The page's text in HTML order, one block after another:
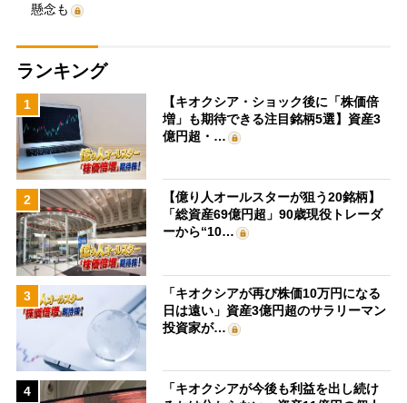
懸念も
ランキング
1
【キオクシア・ショック後に「株価倍
増」も期待できる注目銘柄5選】資産3
億円超・…
2
【億り人オールスターが狙う20銘柄】
「総資産69億円超」90歳現役トレーダ
ーから“10…
3
「キオクシアが再び株価10万円になる
日は遠い」資産3億円超のサラリーマン
投資家が…
4
「キオクシアが今後も利益を出し続け